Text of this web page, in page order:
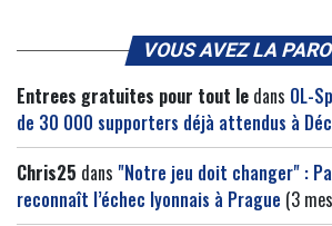
VOUS AVEZ LA
Entrees gratuites pour tout le dans OL-
de 30 000 supporters déjà attendus à
Chris25 dans "Notre jeu doit changer" :
reconnaît l’échec lyonnais à Prague (3